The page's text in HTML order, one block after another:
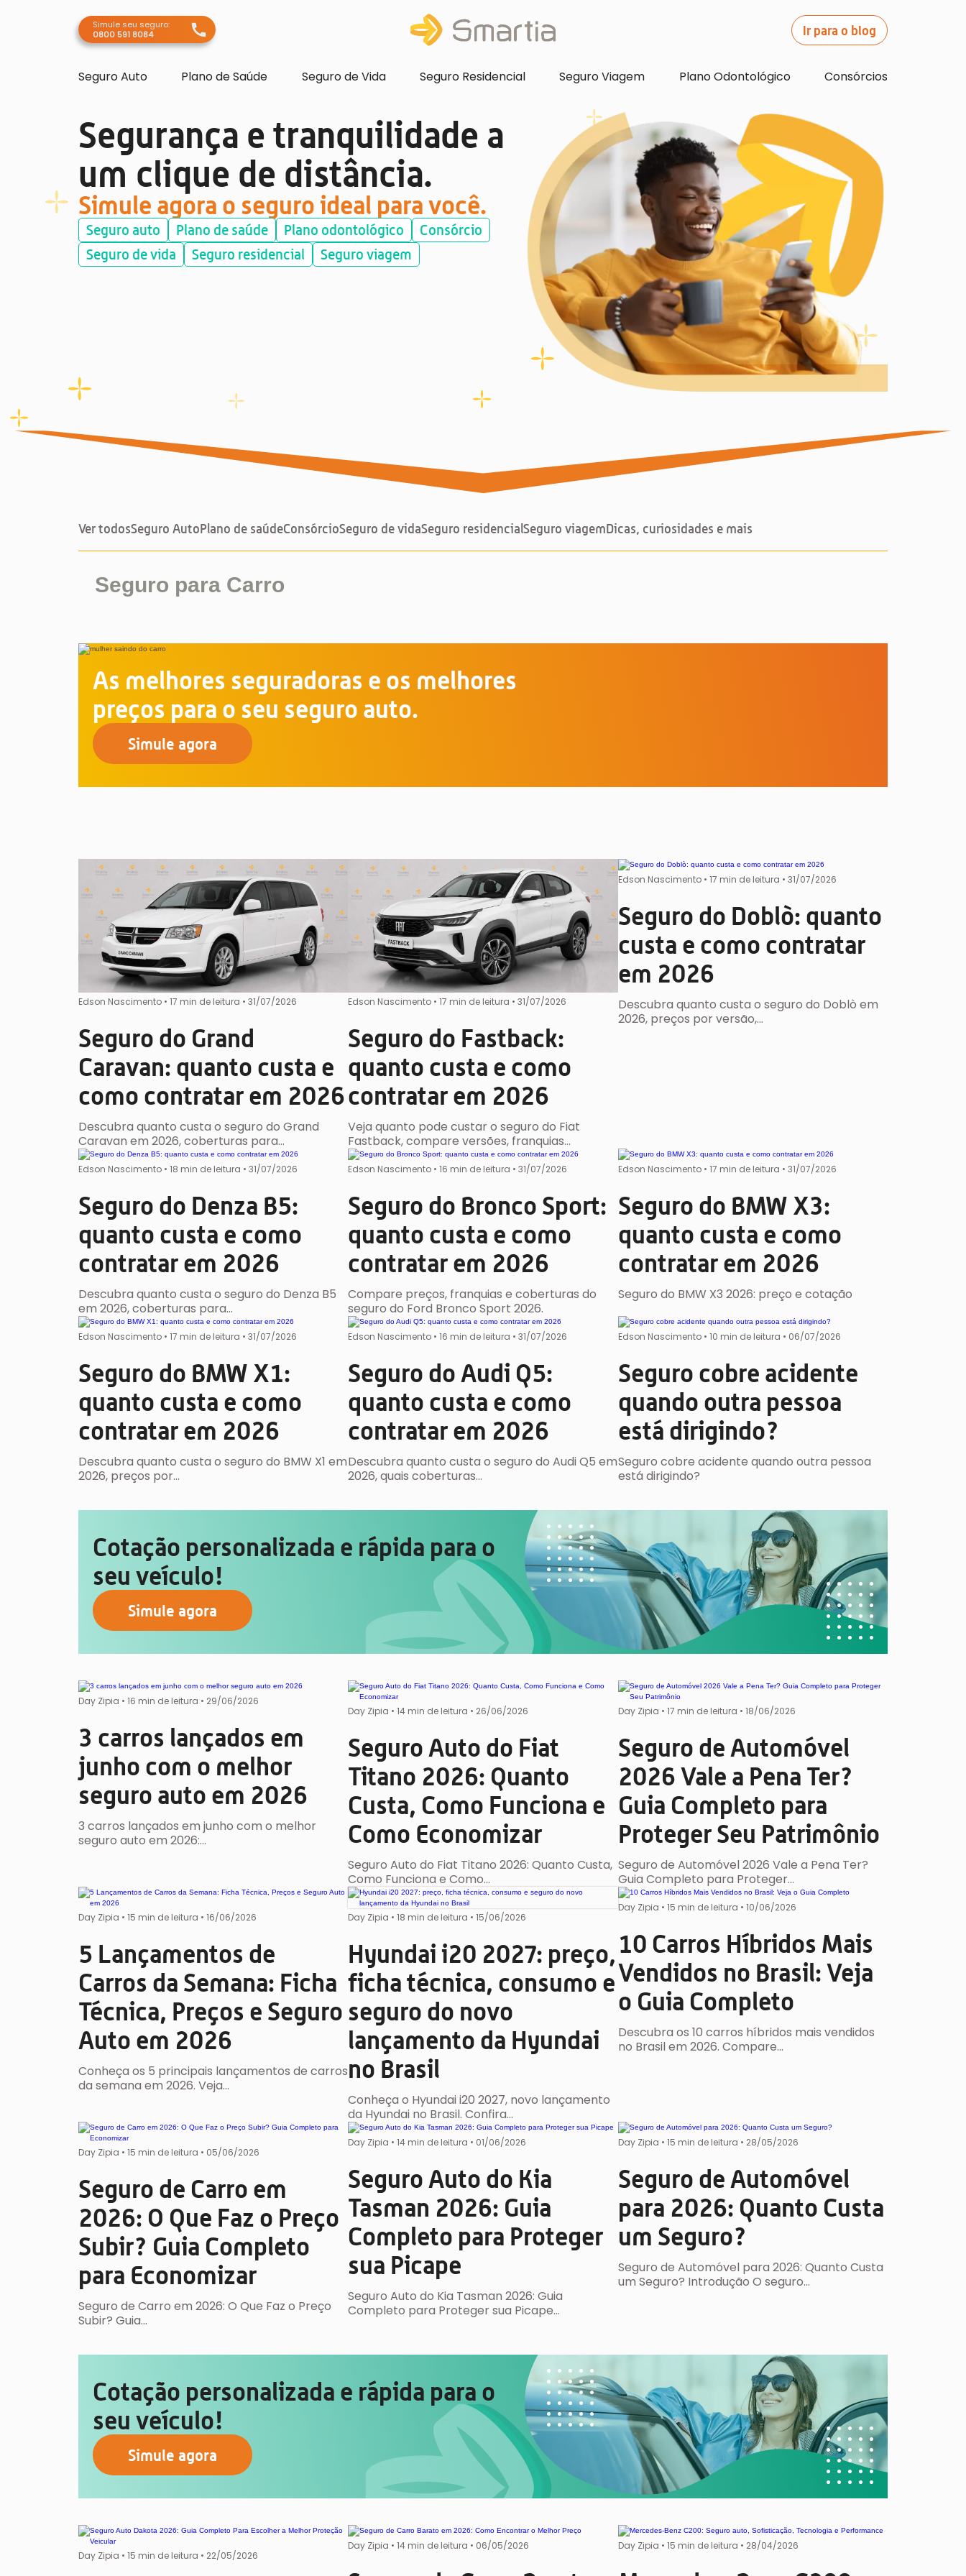
Simule seu seguro:
0800 591 8084
Seguro Auto Plano de Saúde Seguro de Vida Seguro Residencial Seguro Viagem Plano Odontológico Consórcios
Ir para o blog
Segurança e tranquilidade a
um clique de distância.
Simule agora o seguro ideal para você.
Seguro auto Plano de saúde Plano odontológico
Consórcio
Seguro de vida
Seguro residencial Seguro viagem
Ver todosSeguro AutoPlano de saúdeConsórcioSeguro de vidaSeguro residencialSeguro viagemDicas, curiosidades e mais
Seguro para Carro
As melhores seguradoras e os melhores
preços para o seu seguro auto.
Simule agora
Edson Nascimento • 17 min de leitura • 31/07/2026
Seguro do Grand
Caravan: quanto custa e
como contratar em 2026
Descubra quanto custa o seguro do Grand
Caravan em 2026, coberturas para…
Edson Nascimento •17 min de leitura •31/07/2026
Seguro do Fastback:
quanto custa e como
contratar em 2026
Veja quanto pode custar o seguro do Fiat
Fastback, compare versões, franquias…
Edson Nascimento• 17 min de leitura • 31/07/2026
Seguro do Doblò: quanto
custa e como contratar
em 2026
Descubra quanto custa o seguro do Doblò em
2026, preços por versão,…
Edson Nascimento • 18 min de leitura • 31/07/2026
Seguro do Denza B5:
quanto custa e como
contratar em 2026
Descubra quanto custa o seguro do Denza B5
em 2026, coberturas para…
Edson Nascimento •16 min de leitura •31/07/2026
Seguro do Bronco Sport:
quanto custa e como
contratar em 2026
Compare preços, franquias e coberturas do
seguro do Ford Bronco Sport 2026.
Edson Nascimento• 17 min de leitura • 31/07/2026
Seguro do BMW X3:
quanto custa e como
contratar em 2026
Seguro do BMW X3 2026: preço e cotação
Edson Nascimento • 17 min de leitura • 31/07/2026
Seguro do BMW X1:
quanto custa e como
contratar em 2026
Descubra quanto custa o seguro do BMW X1 em
2026, preços por…
Edson Nascimento •16 min de leitura •31/07/2026
Seguro do Audi Q5:
quanto custa e como
contratar em 2026
Descubra quanto custa o seguro do Audi Q5 em
2026, quais coberturas…
Edson Nascimento• 10 min de leitura • 06/07/2026
Seguro cobre acidente
quando outra pessoa
está dirigindo?
Seguro cobre acidente quando outra pessoa
está dirigindo?
Cotação personalizada e rápida para o
seu veículo!
Simule agora
Day Zipia • 16 min de leitura • 29/06/2026
3 carros lançados em
junho com o melhor
seguro auto em 2026
3 carros lançados em junho com o melhor
seguro auto em 2026:…
Day Zipia •14 min de leitura • 26/06/2026
Seguro Auto do Fiat
Titano 2026: Quanto
Custa, Como Funciona e
Como Economizar
Seguro Auto do Fiat Titano 2026: Quanto Custa,
Como Funciona e Como…
Day Zipia • 17 min de leitura • 18/06/2026
Seguro de Automóvel
2026 Vale a Pena Ter?
Guia Completo para
Proteger Seu Patrimônio
Seguro de Automóvel 2026 Vale a Pena Ter?
Guia Completo para Proteger…
Day Zipia • 15 min de leitura • 16/06/2026
5 Lançamentos de
Carros da Semana: Ficha
Técnica, Preços e Seguro
Auto em 2026
Conheça os 5 principais lançamentos de carros
da semana em 2026. Veja…
Day Zipia •18 min de leitura •15/06/2026
Hyundai i20 2027: preço,
ficha técnica, consumo e
seguro do novo
lançamento da Hyundai
no Brasil
Conheça o Hyundai i20 2027, novo lançamento
da Hyundai no Brasil. Confira…
Day Zipia • 15 min de leitura • 10/06/2026
10 Carros Híbridos Mais
Vendidos no Brasil: Veja
o Guia Completo
Descubra os 10 carros híbridos mais vendidos
no Brasil em 2026. Compare…
Day Zipia • 15 min de leitura • 05/06/2026
Seguro de Carro em
2026: O Que Faz o Preço
Subir? Guia Completo
para Economizar
Seguro de Carro em 2026: O Que Faz o Preço
Subir? Guia…
Day Zipia •14 min de leitura • 01/06/2026
Seguro Auto do Kia
Tasman 2026: Guia
Completo para Proteger
sua Picape
Seguro Auto do Kia Tasman 2026: Guia
Completo para Proteger sua Picape…
Day Zipia • 15 min de leitura • 28/05/2026
Seguro de Automóvel
para 2026: Quanto Custa
um Seguro?
Seguro de Automóvel para 2026: Quanto Custa
um Seguro? Introdução O seguro…
Cotação personalizada e rápida para o
seu veículo!
Simule agora
Day Zipia • 15 min de leitura • 22/05/2026
Day Zipia •14 min de leitura • 06/05/2026 Day Zipia • 15 min de leitura • 28/04/2026